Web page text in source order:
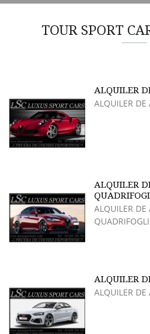
TOUR SPORT
ALQUILER
ALQUILER DE
ALQUILER
ALQUILER
ALQUILER
ALQUILER DE